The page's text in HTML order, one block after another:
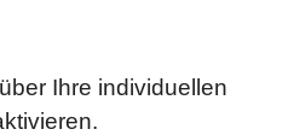
Ihre individuellen